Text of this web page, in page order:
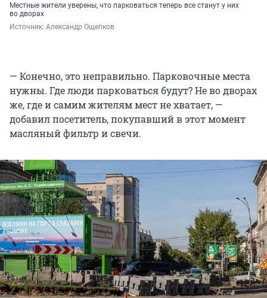
Местные жители уверены, что парковаться теперь все станут у них
во дворах
Источник: Александр Ощепков
— Конечно, это неправильно. Парковочные места
нужны. Где люди парковаться будут? Не во дворах
же, где и самим жителям мест не хватает, —
добавил посетитель, покупавший в этот момент
масляный фильтр и свечи.